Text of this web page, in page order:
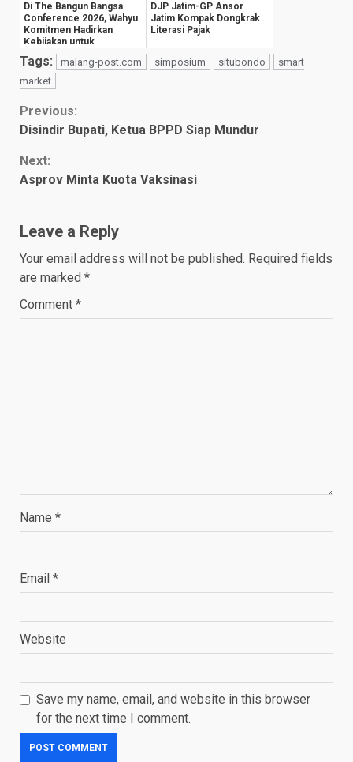
Di The Bangun Bangsa
Conference 2026, Wahyu
Komitmen Hadirkan
Kebijakan untuk
Kesejahteraan
Masyarak...
DJP Jatim-GP Ansor
Jatim Kompak Dongkrak
Literasi Pajak
Tags: malang-post.com simposium situbondo
smart
market
Continue
Previous:
Disindir Bupati, Ketua BPPD Siap Mundur
Next:
Asprov Minta Kuota Vaksinasi
Leave a Reply
Your email address will not be published. Required fields
are marked *
Comment *
Name *
Email *
Website
Save my name, email, and website in this browser
for the next time I comment.